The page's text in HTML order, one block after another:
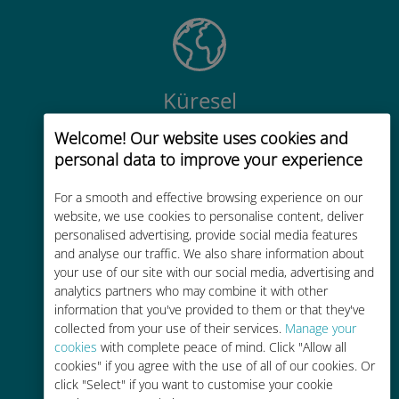
Welcome! Our website uses cookies and
personal data to improve your experience
For a smooth and effective browsing experience on our
website, we use cookies to personalise content, deliver
personalised advertising, provide social media features
and analyse our traffic. We also share information about
your use of our site with our social media, advertising and
analytics partners who may combine it with other
information that you've provided to them or that they've
collected from your use of their services. Manage your
cookies with complete peace of mind. Click "Allow all
cookies" if you agree with the use of all of our cookies. Or
click "Select" if you want to customise your cookie
Küresel
200'den fazla destinasyonda dünya
çapında yüksek kaliteli hücresel
bağlantı
Uygun maliyetli
Mevcut operatörünüzle dolaşım
ücretlerinden %90'a kadar daha
ucuz